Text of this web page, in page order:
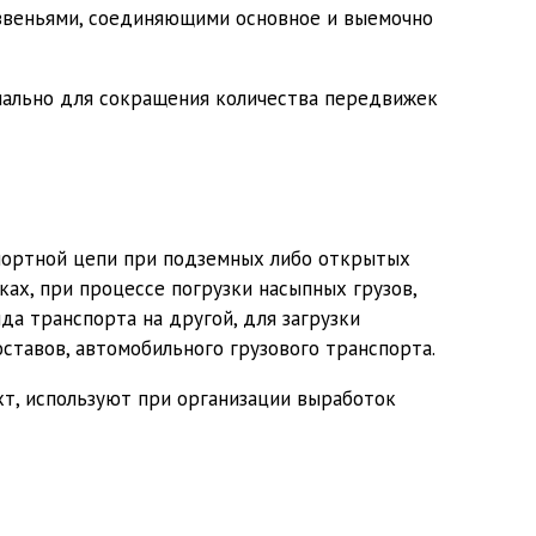
соединяющими основное и выемочно
для сокращения количества передвижек
цепи при подземных либо открытых
при процессе погрузки насыпных грузов,
транспорта на другой, для загрузки
автомобильного грузового транспорта.
используют при организации выработок